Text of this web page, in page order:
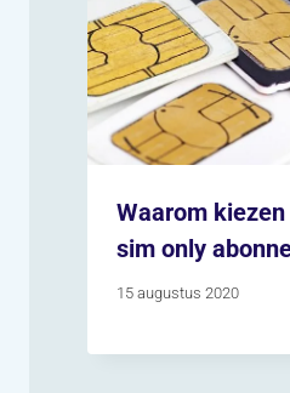
Waarom
sim only
15 augustus 2020